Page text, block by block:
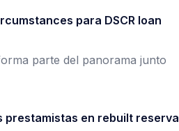
para DSCR loan
parte del panorama junto
prestamistas en rebuilt reserva